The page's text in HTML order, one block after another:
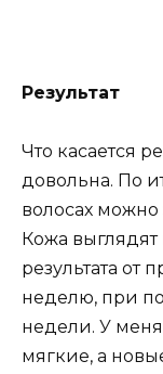
Результат
Что касается
довольна. По
волосах можно
Кожа
результата от
неделю, при
недели. У
мягкие, а